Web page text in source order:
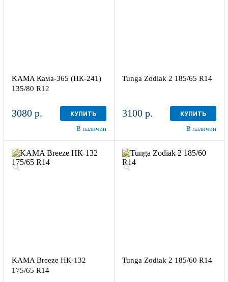
KAMA Кама-365 (НК-241)
135/80 R12
3080 р. КУПИТЬ
В наличии
Tunga Zodiak 2 185/65 R14
3100 р. КУПИТЬ
В наличии
KAMA Breeze НК-132
175/65 R14
Tunga Zodiak 2 185/60 R14